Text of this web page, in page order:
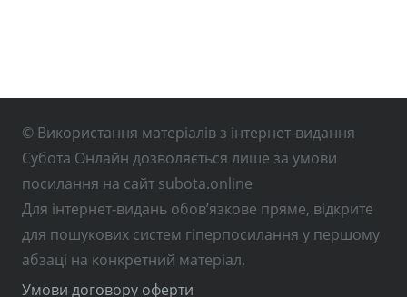
© Використання матеріалів з інтернет-видання
Субота Онлайн дозволяється лише за умови
посилання на сайт subota.online
Для інтернет-видань обов’язкове пряме, відкрите
для пошукових систем гіперпосилання у першому
абзаці на конкретний матеріал.
Умови договору оферти